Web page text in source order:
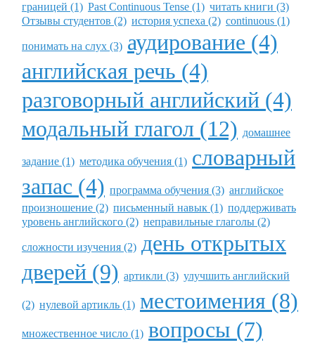
границей (1) Past Continuous Tense (1) читать книги (3)
Отзывы студентов (2) история успеха (2) continuous (1)
понимать на слух (3) аудирование (4)
английская речь (4)
разговорный английский (4)
модальный глагол (12) домашнее
задание (1) методика обучения (1) словарный
запас (4) программа обучения (3) английское
произношение (2) письменный навык (1) поддерживать
уровень английского (2) неправильные глаголы (2)
сложности изучения (2) день открытых
дверей (9) артикли (3) улучшить английский
(2) нулевой артикль (1) местоимения (8)
множественное число (1) вопросы (7)